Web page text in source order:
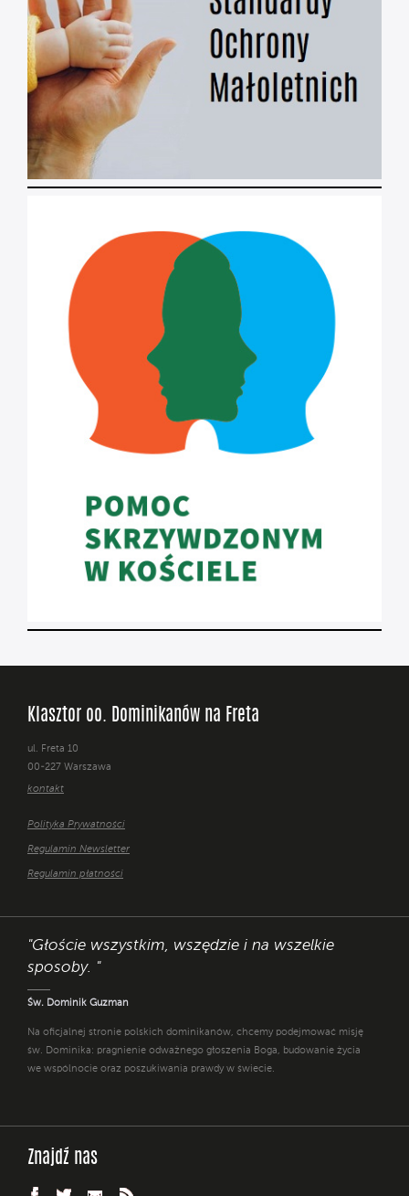
Klasztor oo. Dominikanów na Freta
ul. Freta 10
00-227 Warszawa
kontakt
Polityka Prywatności
Regulamin Newsletter
Regulamin płatności
"Głoście wszystkim, wszędzie i na wszelkie
sposoby. "
Św. Dominik Guzman
Na oficjalnej stronie polskich dominikanów, chcemy podejmować misję
św. Dominika: pragnienie odważnego głoszenia Boga, budowanie życia
we wspólnocie oraz poszukiwania prawdy w świecie.
Znajdź nas